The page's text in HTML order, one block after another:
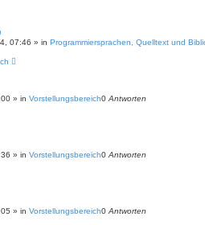
07:46 » in Programmiersprachen, Quelltext und
» in Vorstellungsbereich0 Antworten
» in Vorstellungsbereich0 Antworten
» in Vorstellungsbereich0 Antworten